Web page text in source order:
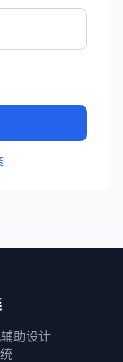
助设计